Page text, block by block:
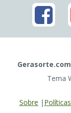
Tema
Sobre |